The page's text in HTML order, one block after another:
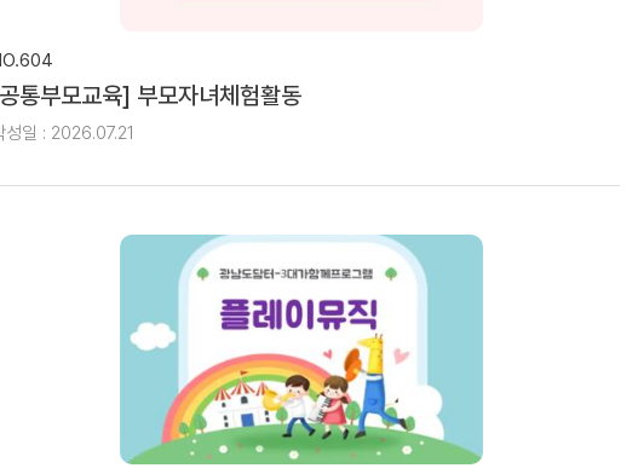
통부모교육] 부모자녀체험활동
성일 : 2026.07.21